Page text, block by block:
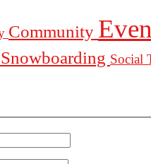
Community
Snowboarding Social